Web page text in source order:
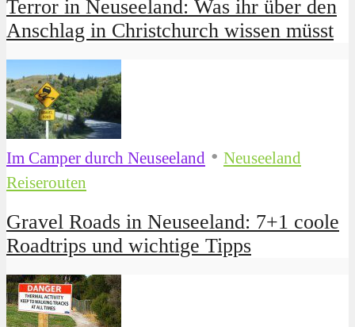
Terror in Neuseeland: Was ihr über den
Anschlag in Christchurch wissen müsst
Im Camper durch Neuseeland • Neuseeland
Reiserouten
Gravel Roads in Neuseeland: 7+1 coole
Roadtrips und wichtige Tipps